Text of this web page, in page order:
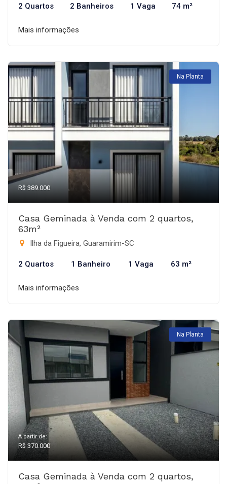
2 Quartos 2 Banheiros 1 Vaga 74 m²
Mais informações
Na Planta
R$ 389.000
Casa Geminada à Venda com 2 quartos,
63m²
Ilha da Figueira, Guaramirim-SC
2 Quartos 1 Banheiro 1 Vaga 63 m²
Mais informações
Na Planta
A partir de:
R$ 370.000
Casa Geminada à Venda com 2 quartos,